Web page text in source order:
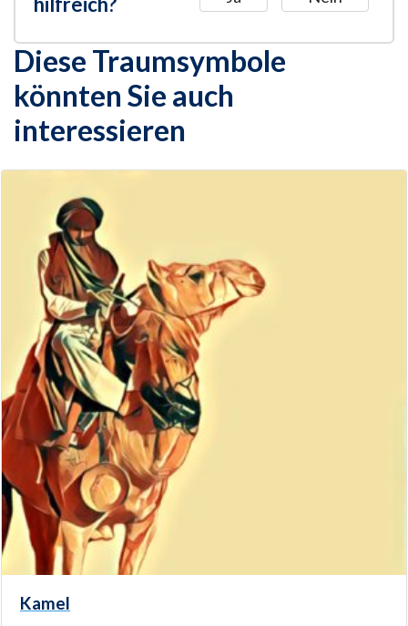
Diese Traumsymbole
könnten Sie auch
interessieren
Kamel